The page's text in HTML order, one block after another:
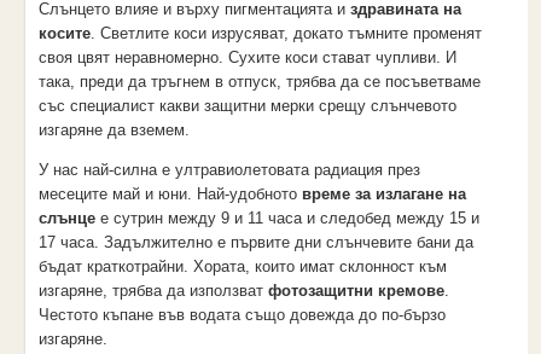
Слънцето влияе и върху пигментацията и здравината на
косите. Светлите коси изрусяват, докато тъмните променят
своя цвят неравномерно. Сухите коси стават чупливи. И
така, преди да тръгнем в отпуск, трябва да се посъветваме
със специалист какви защитни мерки срещу слънчевото
изгаряне да вземем.
У нас най-силна е ултравиолетовата радиация през
месеците май и юни. Най-удобното време за излагане на
слънцее сутрин между 9 и 11 часа и следобед между 15 и
17 часа. Задължително е първите дни слънчевите бани да
бъдат краткотрайни. Хората, които имат склонност към
изгаряне, трябва да използват фотозащитни кремове.
Честото къпане във водата също довежда до по-бързо
изгаряне.